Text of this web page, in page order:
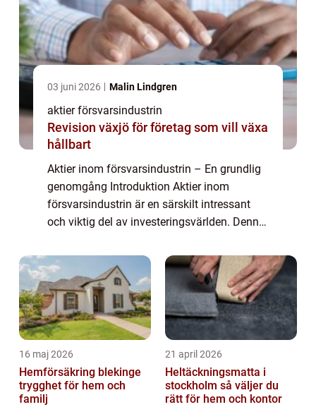
03 juni 2026 Malin Lindgren
aktier försvarsindustrin
Revision växjö för företag som vill växa
hållbart
Aktier inom försvarsindustrin – En grundlig
genomgång Introduktion Aktier inom
försvarsindustrin är en särskilt intressant
och viktig del av investeringsvärlden. Denna
grundlig översikt över aktier inom för...
16 maj 2026
Hemförsäkring blekinge
trygghet för hem och
familj
21 april 2026
Heltäckningsmatta i
stockholm så väljer du
rätt för hem och kontor